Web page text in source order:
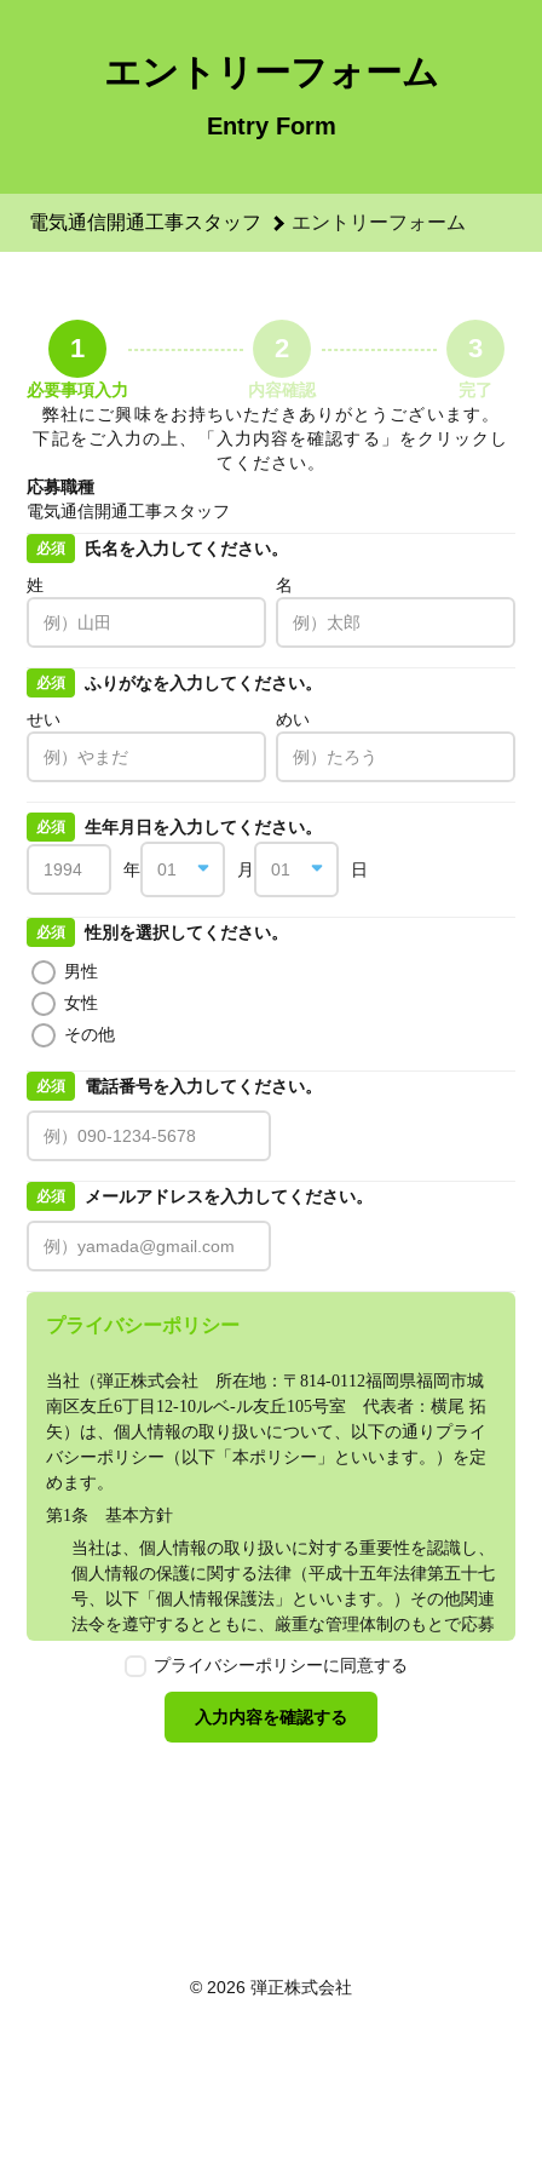
エントリーフォーム
Entry Form
電気通信開通工事スタッフ エントリーフォーム
1
必要事項入力
2
内容確認
3
完了
弊社にご興味をお持ちいただきありがとうございます。
下記をご入力の上、「入力内容を確認する」をクリックし
てください。
応募職種
電気通信開通工事スタッフ
必須
氏名を入力してください。
姓
名
必須
ふりがなを入力してください。
せい
めい
必須 生年月日を入力してください。
年 月 日
必須
性別を選択してください。
男性
女性
その他
必須 電話番号を入力してください。
必須 メールアドレスを入力してください。
プライバシーポリシー
当社（弾正株式会社　所在地：〒814-0112福岡県福岡市城
南区友丘6丁目12-10ルベ-ル友丘105号室　代表者：横尾 拓
矢）は、個人情報の取り扱いについて、以下の通りプライ
バシーポリシー（以下「本ポリシー」といいます。）を定
めます。
第1条　基本方針
当社は、個人情報の取り扱いに対する重要性を認識し、
個人情報の保護に関する法律（平成十五年法律第五十七
号、以下「個人情報保護法」といいます。）その他関連
法令を遵守するとともに、厳重な管理体制のもとで応募
本ウェブサイトで取得する個人情報に限り適用されるも
のとします。
第2条　個人情報の定義
情報取扱事業者が、開示、内容の訂正、追加又は削除、
プライバシーポリシーに同意する
入力内容を確認する
© 2026 弾正株式会社